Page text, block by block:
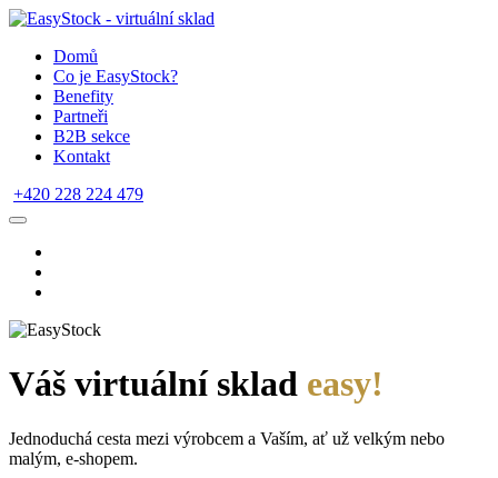
Domů
Co je EasyStock?
Benefity
Partneři
B2B sekce
Kontakt
+420 228 224 479
Váš virtuální sklad easy!
Jednoduchá cesta mezi výrobcem a Vaším, ať už velkým nebo
malým, e-shopem.